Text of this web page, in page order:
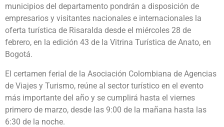
municipios del departamento pondrán a disposición de
empresarios y visitantes nacionales e internacionales la
oferta turística de Risaralda desde el miércoles 28 de
febrero, en la edición 43 de la Vitrina Turística de Anato, en
Bogotá.
El certamen ferial de la Asociación Colombiana de Agencias
de Viajes y Turismo, reúne al sector turístico en el evento
más importante del año y se cumplirá hasta el viernes
primero de marzo, desde las 9:00 de la mañana hasta las
6:30 de la noche.